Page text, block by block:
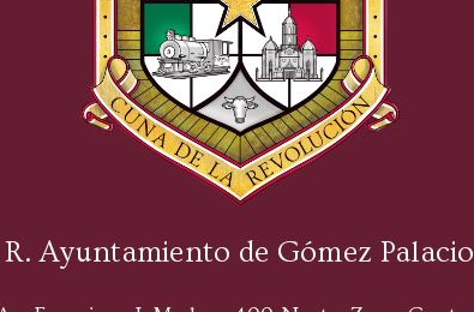
R. Ayuntamiento de Gómez Palacio